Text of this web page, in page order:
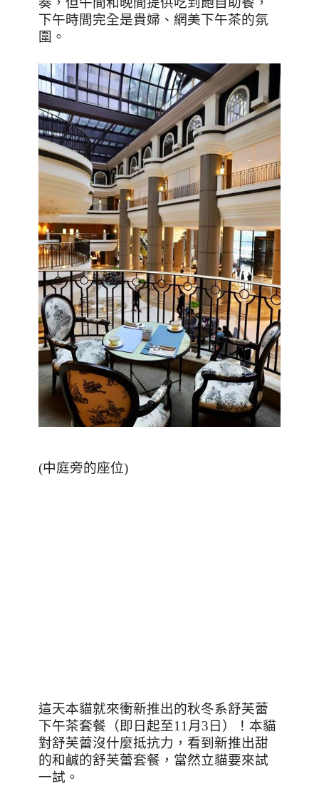
下午時間完全是貴婦、網美下午茶的氛
圍。
(中庭旁的座位)
這天本貓就來衝新推出的秋冬系舒芙蕾
下午茶套餐（即日起至11月 3 日）！本貓
對舒芙蕾沒什麼抵抗力，看到新推出甜
的和鹹的舒芙蕾套餐，當然立貓要來試
一試。